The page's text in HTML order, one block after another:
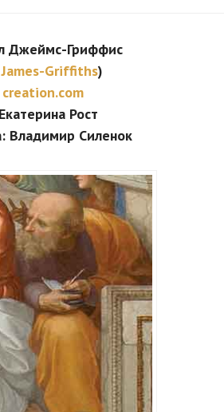
Джеймс-Гриффис
James-Griffiths)
creation.com
Рост
Владимир Силенок